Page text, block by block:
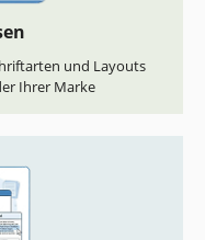
und Layouts
Ihrer Marke